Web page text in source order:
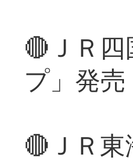
🔴ＪＲ
プ」発売
🔴ＪＲ